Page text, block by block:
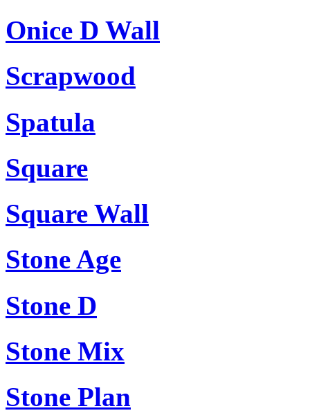
Onice D Wall
Scrapwood
Spatula
Square
Square Wall
Stone Age
Stone D
Stone Mix
Stone Plan